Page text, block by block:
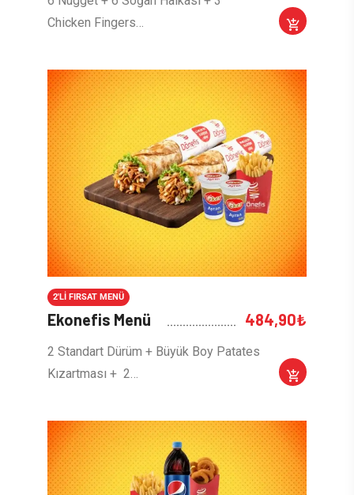
Chicken Fingers…
2'LI FIRSAT MENÜ
Ekonefis Menü 484,90₺
2 Standart Dürüm + Büyük Boy Patates
Kızartması + 2…